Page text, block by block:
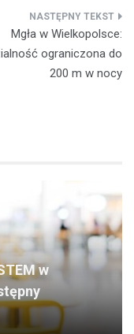
Mgła w Wielkopolsce:
ograniczona do
200 m w nocy
w